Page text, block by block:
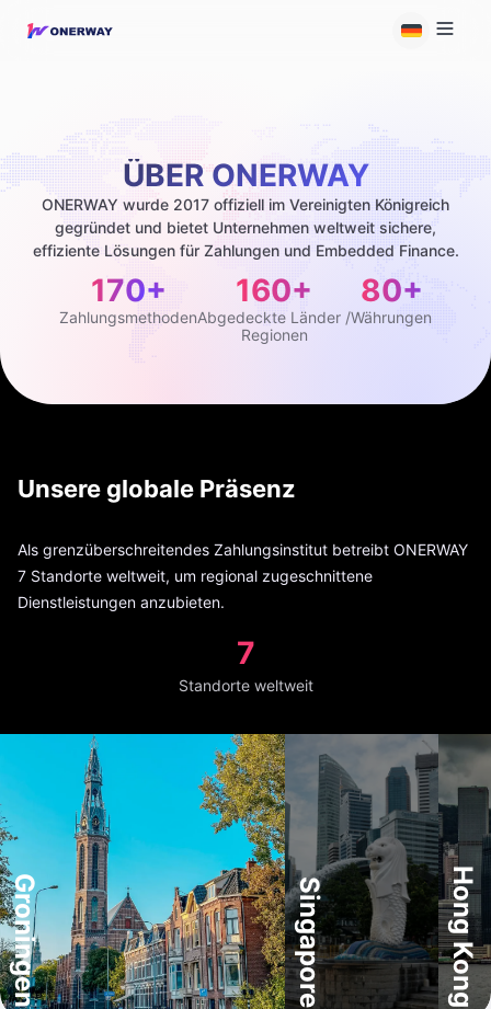
ÜBER ONERWAY
ONERWAY wurde 2017 offiziell im Vereinigten Königreich
gegründet und bietet Unternehmen weltweit sichere,
effiziente Lösungen für Zahlungen und Embedded Finance.
170+
Zahlungsmethoden
160+
Abgedeckte Länder /
Regionen
80+
Währungen
Unsere globale Präsenz
Als grenzüberschreitendes Zahlungsinstitut betreibt ONERWAY
7 Standorte weltweit, um regional zugeschnittene
Dienstleistungen anzubieten.
7
Standorte weltweit
Groningen Singapore Hong Kong